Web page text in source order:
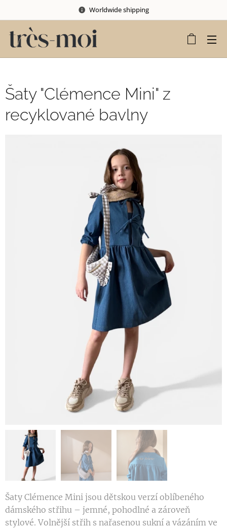
Worldwide shipping
Šaty "Clémence Mini" z
recyklované bavlny
Šaty Clémence Mini jsou dětskou verzí oblíbeného
dámského střihu – jemné, pohodlné a zároveň
stylové. Volnější střih s nařasenou sukní a vázáním ve